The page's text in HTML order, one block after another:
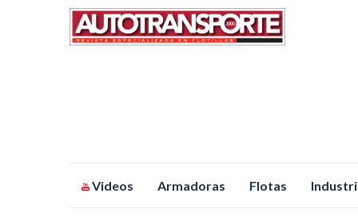
Videos Armadoras Flotas